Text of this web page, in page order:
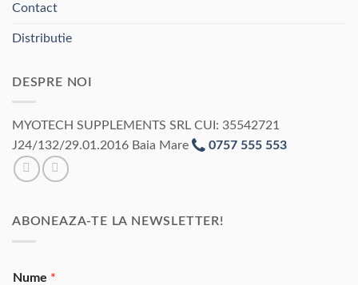
Contact
Distributie
DESPRE NOI
MYOTECH SUPPLEMENTS SRL CUI: 35542721
J24/132/29.01.2016 Baia Mare
0757 555 553
ABONEAZA-TE LA NEWSLETTER!
Nume *